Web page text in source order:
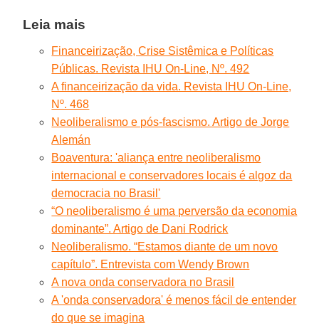
Leia mais
Financeirização, Crise Sistêmica e Políticas
Públicas. Revista IHU On-Line, Nº. 492
A financeirização da vida. Revista IHU On-Line,
Nº. 468
Neoliberalismo e pós-fascismo. Artigo de Jorge
Alemán
Boaventura: 'aliança entre neoliberalismo
internacional e conservadores locais é algoz da
democracia no Brasil'
“O neoliberalismo é uma perversão da economia
dominante”. Artigo de Dani Rodrick
Neoliberalismo. “Estamos diante de um novo
capítulo”. Entrevista com Wendy Brown
A nova onda conservadora no Brasil
A 'onda conservadora' é menos fácil de entender
do que se imagina